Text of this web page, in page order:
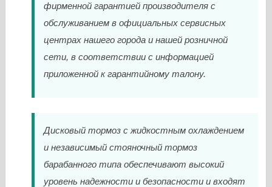
фирменной гарантией производителя с
обслуживанием в официальных сервисных
центрах нашего города и нашей розничной
сети, в соответствии с информацией
приложенной к гарантийному талону.
Дисковый тормоз с жидкостным охлаждением
и независимый стояночный тормоз
барабанного типа обеспечивают высокий
уровень надежности и безопасности и входят